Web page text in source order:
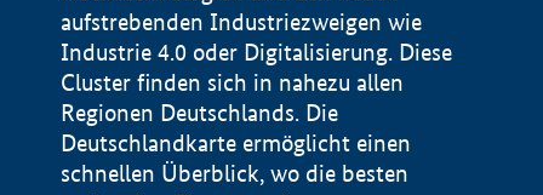
aufstrebenden Industriezweigen wie
Industrie 4.0 oder Digitalisierung. Diese
Cluster finden sich in nahezu allen
Regionen Deutschlands. Die
Deutschlandkarte ermöglicht einen
schnellen Überblick, wo die besten